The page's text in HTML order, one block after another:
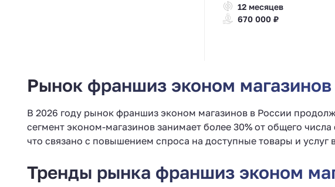
12 месяцев
670 000 ₽
Рынок франшиз эконом
В 2026 году рынок франшиз эконом магазинов в России
сегмент эконом-магазинов занимает более 30% от общего
что связано с повышением спроса на доступные товары и услуг
Тренды рынка франшиз эконом